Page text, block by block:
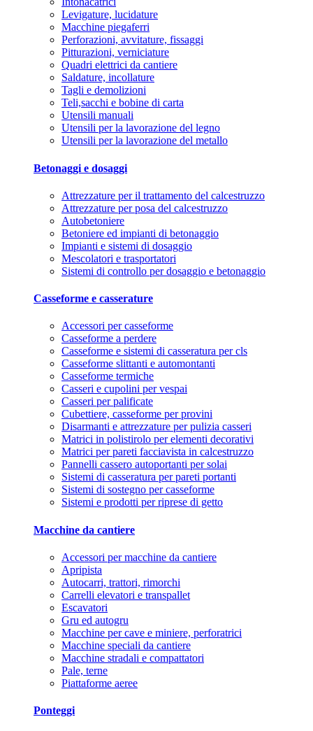
Levigature, lucidature
Macchine piegaferri
Perforazioni, avvitature, fissaggi
Pitturazioni, verniciature
Quadri elettrici da cantiere
Saldature, incollature
Tagli e demolizioni
Teli,sacchi e bobine di carta
Utensili manuali
Utensili per la lavorazione del legno
Utensili per la lavorazione del metallo
Betonaggi e dosaggi
Attrezzature per il trattamento del calcestruzzo
Attrezzature per posa del calcestruzzo
Autobetoniere
Betoniere ed impianti di betonaggio
Impianti e sistemi di dosaggio
Mescolatori e trasportatori
Sistemi di controllo per dosaggio e betonaggio
Casseforme e casserature
Accessori per casseforme
Casseforme a perdere
Casseforme e sistemi di casseratura per cls
Casseforme slittanti e automontanti
Casseforme termiche
Casseri e cupolini per vespai
Casseri per palificate
Cubettiere, casseforme per provini
Disarmanti e attrezzature per pulizia casseri
Matrici in polistirolo per elementi decorativi
Matrici per pareti facciavista in calcestruzzo
Pannelli cassero autoportanti per solai
Sistemi di casseratura per pareti portanti
Sistemi di sostegno per casseforme
Sistemi e prodotti per riprese di getto
Macchine da cantiere
Accessori per macchine da cantiere
Apripista
Autocarri, trattori, rimorchi
Carrelli elevatori e transpallet
Escavatori
Gru ed autogru
Macchine per cave e miniere, perforatrici
Macchine speciali da cantiere
Macchine stradali e compattatori
Pale, terne
Piattaforme aeree
Ponteggi